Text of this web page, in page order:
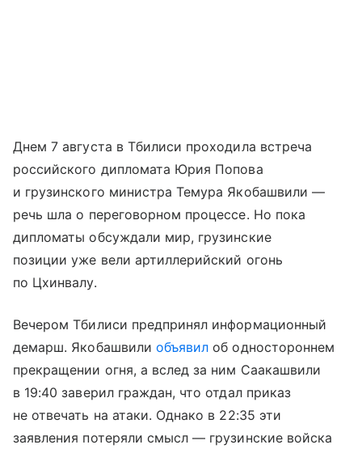
Днем 7 августа в Тбилиси проходила встреча
российского дипломата Юрия Попова
и грузинского министра Темура Якобашвили —
речь шла о переговорном процессе. Но пока
дипломаты обсуждали мир, грузинские
позиции уже вели артиллерийский огонь
по Цхинвалу.
Вечером Тбилиси предпринял информационный
демарш. Якобашвили объявил об одностороннем
прекращении огня, а вслед за ним Саакашвили
в 19:40 заверил граждан, что отдал приказ
не отвечать на атаки. Однако в 22:35 эти
заявления потеряли смысл — грузинские войска